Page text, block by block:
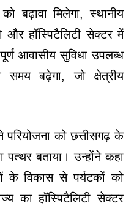
बढ़ावा मिलेगा, स्थानीय
हॉस्पिटैलिटी सेक्टर में
आवासीय सुविधा उपलब्ध
समय बढ़ेगा, जो क्षेत्रीय
परियोजना को छत्तीसगढ़ के
पत्थर बताया। उन्होंने कहा
के विकास से पर्यटकों को
का हॉस्पिटैलिटी सेक्टर